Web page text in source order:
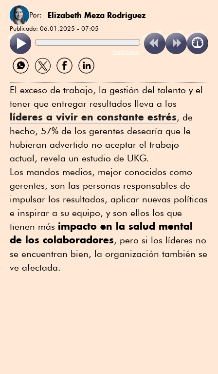
Por: Elizabeth Meza Rodríguez
Publicado: 06.01.2025 - 07:05
ReadSpeaker
Compartir
por
Compartir
por
Compartir
por
Compartir
por
El exceso de trabajo, la gestión del talento y el
tener que entregar resultados lleva a los
líderes a vivir en constante estrés, de
hecho, 57% de los gerentes desearía que le
hubieran advertido no aceptar el trabajo
actual, revela un estudio de UKG.
Los mandos medios, mejor conocidos como
gerentes, son las personas responsables de
impulsar los resultados, aplicar nuevas políticas
e inspirar a su equipo, y son ellos los que
tienen más impacto en la salud mental
de los colaboradores, pero si los líderes no
se encuentran bien, la organización también se
ve afectada.